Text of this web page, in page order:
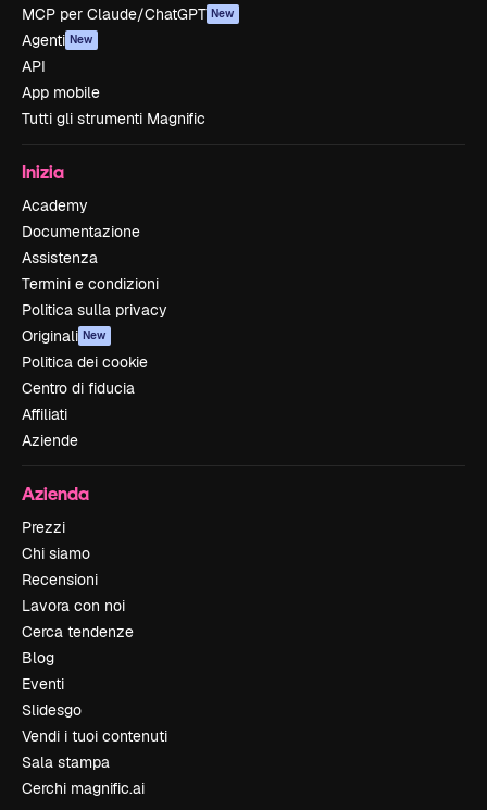
MCP per Claude/ChatGPT New
Agenti New
API
App mobile
Tutti gli strumenti Magnific
Inizia
Academy
Documentazione
Assistenza
Termini e condizioni
Politica sulla privacy
Originali New
Politica dei cookie
Centro di fiducia
Affiliati
Aziende
Azienda
Prezzi
Chi siamo
Recensioni
Lavora con noi
Cerca tendenze
Blog
Eventi
Slidesgo
Vendi i tuoi contenuti
Sala stampa
Cerchi magnific.ai